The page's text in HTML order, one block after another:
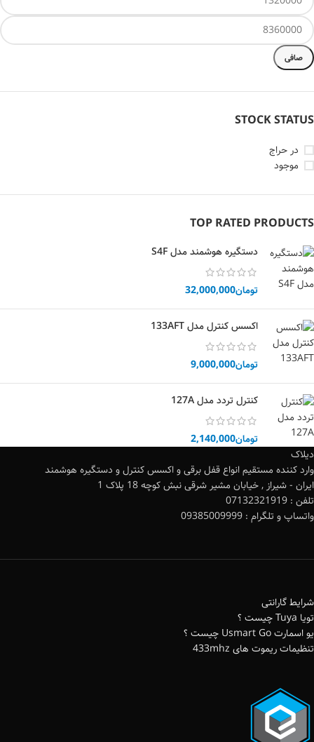
صافی
STOCK STATUS
در حراج
موجود
TOP RATED PRODUCTS
دستگیره هوشمند مدل S4F
تومان32,000,000
اکسس کنترل مدل 133AFT
تومان9,000,000
کنترل تردد مدل 127A
تومان2,140,000
دیلاک
وارد کننده مستقیم انواع قفل برقی و اکسس کنترل و دستگیره هوشمند
ایران - شیراز , خیابان مشیر شرقی نبش کوچه 18 پلاک 1
تلفن : 07132321919
واتساپ و تلگرام : 09385009999
شرایط گارانتی
تویا Tuya چیست ؟
یو اسمارت Usmart Go چیست ؟
تنظیمات ریموت های 433mhz